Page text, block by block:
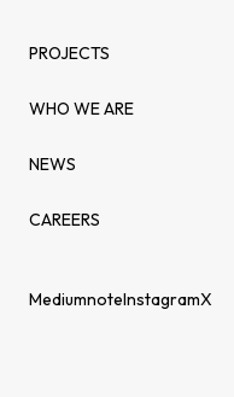
PROJECTS
WHO WE ARE
NEWS
CAREERS
MediumnoteInstagramX